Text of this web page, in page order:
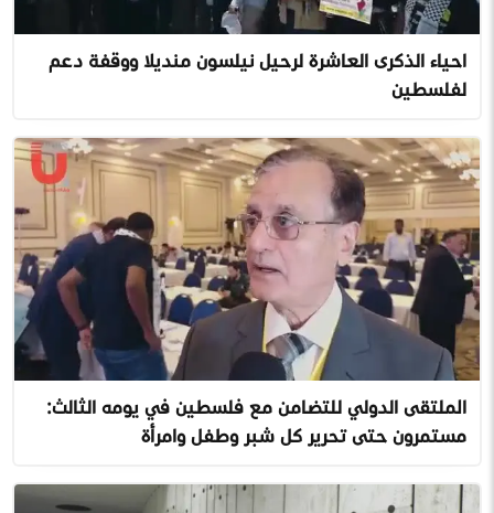
احياء الذكرى العاشرة لرحيل نيلسون منديلا ووقفة دعم
لفلسطين
الملتقى الدولي للتضامن مع فلسطين في يومه الثالث:
مستمرون حتى تحرير كل شبر وطفل وامرأة